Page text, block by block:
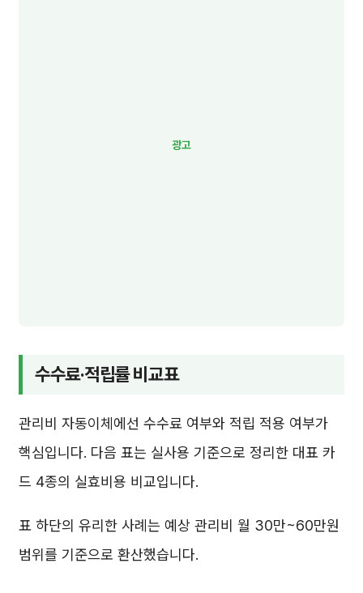
수수료·적립률 비교표
관리비 자동이체에선 수수료 여부와 적립 적용 여부가
핵심입니다. 다음 표는 실사용 기준으로 정리한 대표 카
드 4종의 실효비용 비교입니다.
표 하단의 유리한 사례는 예상 관리비 월 30만~60만원
범위를 기준으로 환산했습니다.